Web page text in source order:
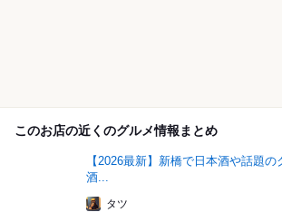
このお店の近くのグルメ情報まとめ
【2026最新】新橋で日本酒や話題
酒...
タツ